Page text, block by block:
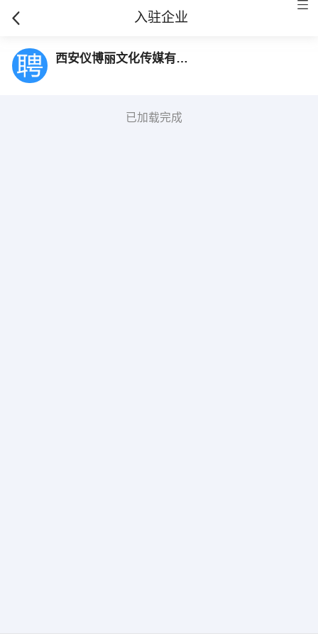
入驻企业
西安仪博丽文化传媒有限公司
已加载完成